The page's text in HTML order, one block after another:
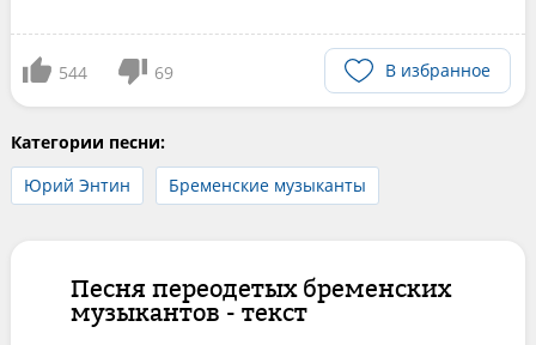
544 69 В избранное
Категории песни:
Юрий Энтин
Бременские музыканты
Песня переодетых бременских
музыкантов - текст